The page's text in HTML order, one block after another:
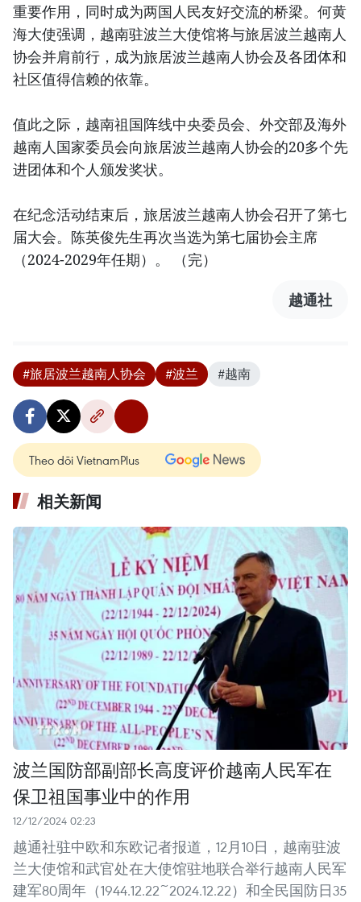
重要作用，同时成为两国人民友好交流的桥梁。何黄
海大使强调，越南驻波兰大使馆将与旅居波兰越南人
协会并肩前行，成为旅居波兰越南人协会及各团体和
社区值得信赖的依靠。
值此之际，越南祖国阵线中央委员会、外交部及海外
越南人国家委员会向旅居波兰越南人协会的20多个先
进团体和个人颁发奖状。
在纪念活动结束后，旅居波兰越南人协会召开了第七
届大会。陈英俊先生再次当选为第七届协会主席
（2024-2029年任期）。 （完）
越通社
#旅居波兰越南人协会 #波兰 #越南
Theo dõi VietnamPlus
相关新闻
波兰国防部副部长高度评价越南人民军在
保卫祖国事业中的作用
12/12/2024 02:23
越通社驻中欧和东欧记者报道，12月10日，越南驻波
兰大使馆和武官处在大使馆驻地联合举行越南人民军
建军80周年（1944.12.22~2024.12.22）和全民国防日35